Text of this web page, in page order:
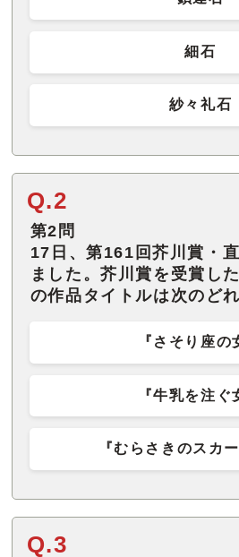
細石
紗々礼石
Q.2
第2問
17日、第161回芥川賞・
ました。芥川賞を受賞し
の作品タイトルは次のど
『さそり座の
『牛乳を注ぐ
『むらさきのスカ
Q.3